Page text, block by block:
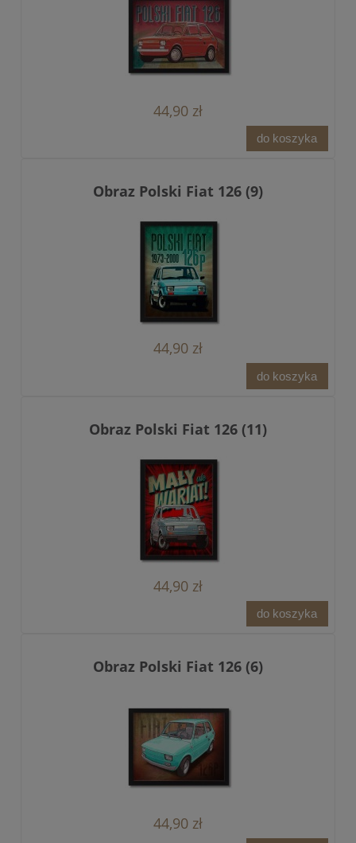
44,90 zł
do koszyka
Obraz Polski Fiat 126 (9)
44,90 zł
do koszyka
Obraz Polski Fiat 126 (11)
44,90 zł
do koszyka
Obraz Polski Fiat 126 (6)
44,90 zł